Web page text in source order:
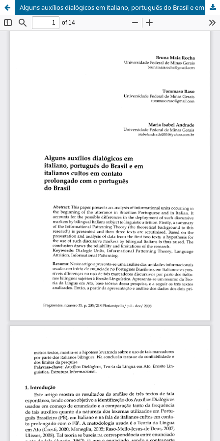
Alguns auxílios dialógicos em italiano, português do Brasil e em italianos cultos em contato prolongado com o português do Brasil